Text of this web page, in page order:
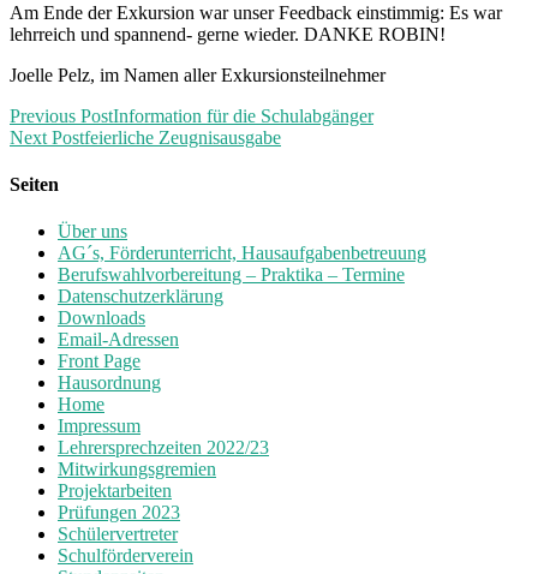
Am Ende der Exkursion war unser Feedback einstimmig: Es war
lehrreich und spannend- gerne wieder. DANKE ROBIN!
Joelle Pelz, im Namen aller Exkursionsteilnehmer
Previous PostInformation für die Schulabgänger
Next Postfeierliche Zeugnisausgabe
Seiten
Über uns
AG´s, Förderunterricht, Hausaufgabenbetreuung
Berufswahlvorbereitung – Praktika – Termine
Datenschutzerklärung
Downloads
Email-Adressen
Front Page
Hausordnung
Home
Impressum
Lehrersprechzeiten 2022/23
Mitwirkungsgremien
Projektarbeiten
Prüfungen 2023
Schülervertreter
Schulförderverein